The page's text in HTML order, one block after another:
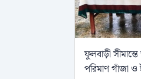
ফুলবাড়ী
পরিমাণ গাঁজা ও